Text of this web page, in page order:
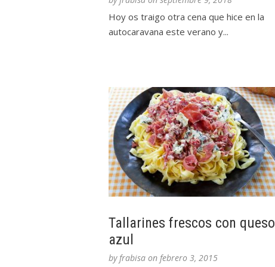
Hoy os traigo otra cena que hice en la
autocaravana este verano y...
Tallarines frescos con queso
azul
byfrabisa on febrero 3, 2015